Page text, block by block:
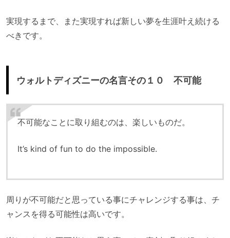
実現するまで、また実現すれば新しい夢を生涯叶え続ける
べきです。
ウォルトディズニーの名言その１０ 不可能
不可能なことに取り組むのは、楽しいものだ。
It’s kind of fun to do the impossible.
周りが不可能だと思っている事にチャレンジする事は、チ
ャンスを得る可能性は高いです。